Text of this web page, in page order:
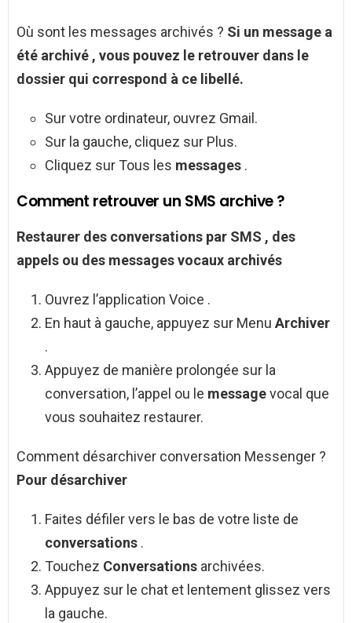
Où sont les messages archivés ? Si un message a
été archivé , vous pouvez le retrouver dans le
dossier qui correspond à ce libellé.
Sur votre ordinateur, ouvrez Gmail.
Sur la gauche, cliquez sur Plus.
Cliquez sur Tous les messages .
Comment retrouver un SMS archive ?
Restaurer des conversations par SMS , des
appels ou des messages vocaux archivés
Ouvrez l’application Voice .
En haut à gauche, appuyez sur Menu Archiver
.
Appuyez de manière prolongée sur la
conversation, l’appel ou le messagevocal que
vous souhaitez restaurer.
Comment désarchiver conversation Messenger ?
Pour désarchiver
Faites défiler vers le bas de votre liste de
conversations .
Touchez Conversations archivées.
Appuyez sur le chat et lentement glissez vers
la gauche.